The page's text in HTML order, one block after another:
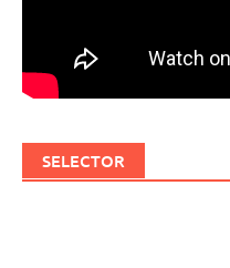
SELECTOR